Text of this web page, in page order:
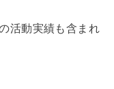
活動実績も含まれ